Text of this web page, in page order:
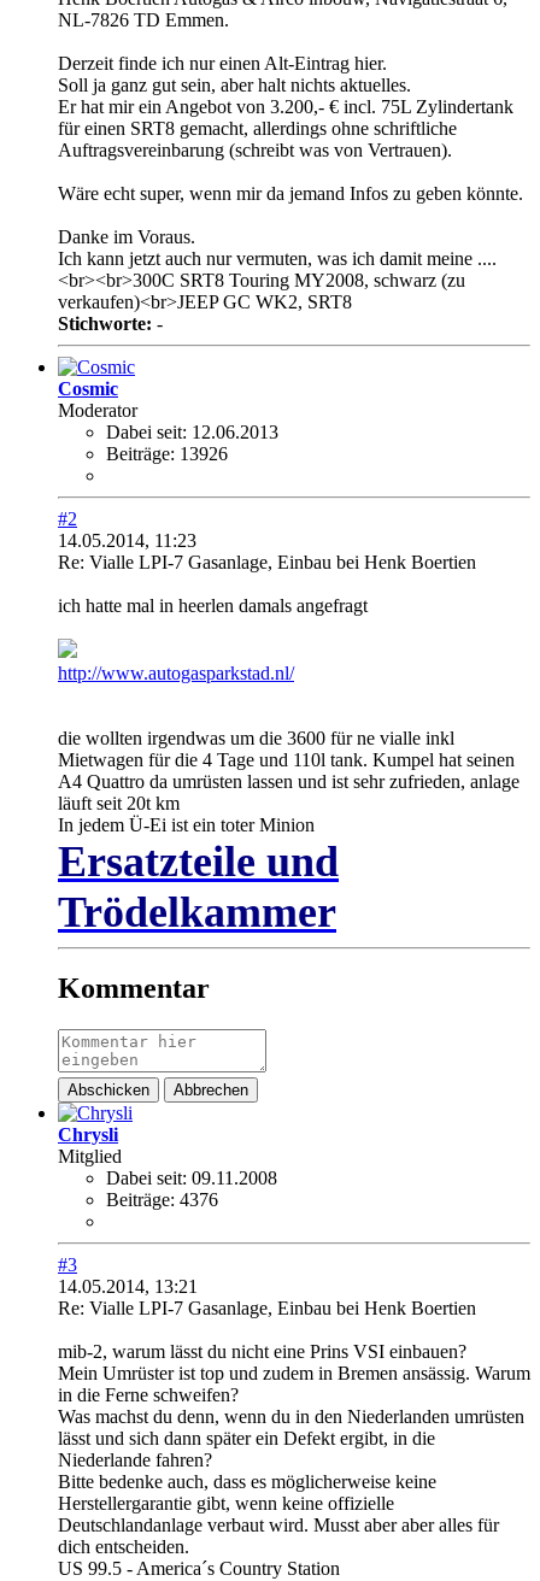
NL-7826 TD Emmen.
Derzeit finde ich nur einen Alt-Eintrag hier.
Soll ja ganz gut sein, aber halt nichts aktuelles.
Er hat mir ein Angebot von 3.200,- € incl. 75L Zylindertank
für einen SRT8 gemacht, allerdings ohne schriftliche
Auftragsvereinbarung (schreibt was von Vertrauen).
Wäre echt super, wenn mir da jemand Infos zu geben könnte.
Danke im Voraus.
Ich kann jetzt auch nur vermuten, was ich damit meine ....
<br><br>300C SRT8 Touring MY2008, schwarz (zu
verkaufen)<br>JEEP GC WK2, SRT8
Stichworte: -
Cosmic
Moderator
Dabei seit: 12.06.2013
Beiträge: 13926
#2
14.05.2014, 11:23
Re: Vialle LPI-7 Gasanlage, Einbau bei Henk Boertien
ich hatte mal in heerlen damals angefragt
http://www.autogasparkstad.nl/
die wollten irgendwas um die 3600 für ne vialle inkl
Mietwagen für die 4 Tage und 110l tank. Kumpel hat seinen
A4 Quattro da umrüsten lassen und ist sehr zufrieden, anlage
läuft seit 20t km
In jedem Ü-Ei ist ein toter Minion
Ersatzteile und
Trödelkammer
Kommentar
Abschicken Abbrechen
Chrysli
Mitglied
Dabei seit: 09.11.2008
Beiträge: 4376
#3
14.05.2014, 13:21
Re: Vialle LPI-7 Gasanlage, Einbau bei Henk Boertien
mib-2, warum lässt du nicht eine Prins VSI einbauen?
Mein Umrüster ist top und zudem in Bremen ansässig. Warum
in die Ferne schweifen?
Was machst du denn, wenn du in den Niederlanden umrüsten
lässt und sich dann später ein Defekt ergibt, in die
Niederlande fahren?
Bitte bedenke auch, dass es möglicherweise keine
Herstellergarantie gibt, wenn keine offizielle
Deutschlandanlage verbaut wird. Musst aber aber alles für
dich entscheiden.
US 99.5 - America´s Country Station